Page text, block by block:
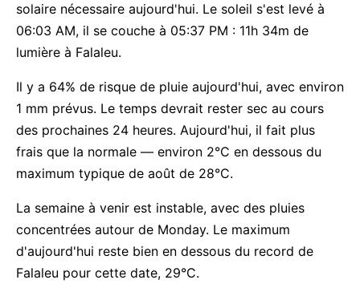
solaire nécessaire aujourd'hui. Le soleil s'est levé à
06:03 AM, il se couche à 05:37 PM : 11h 34m de
lumière à Falaleu.
Il y a 64% de risque de pluie aujourd'hui, avec environ
1 mm prévus. Le temps devrait rester sec au cours
des prochaines 24 heures. Aujourd'hui, il fait plus
frais que la normale — environ 2°C en dessous du
maximum typique de août de 28°C.
La semaine à venir est instable, avec des pluies
concentrées autour de Monday. Le maximum
d'aujourd'hui reste bien en dessous du record de
Falaleu pour cette date, 29°C.